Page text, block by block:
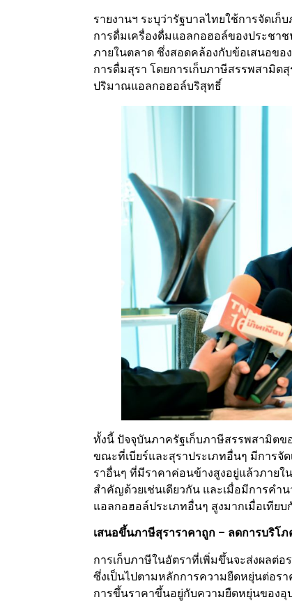
รายงานฯ ระบุว่ารัฐบาลไทยใช้การจัดเ
การดื่มเครื่องดื่มแอลกอฮอล์ของประชา
ภายในตลาด ซึ่งสอดคล้องกับข้อเสนอขอ
การดื่มสุรา โดยการเก็บภาษีสรรพสามิต
ปริมาณแอลกอฮอล์บริสุทธิ์
ทั้งนี้ ปัจจุบันภาครัฐเก็บภาษีสรรพสามิต
ขณะที่เบียร์และสุราประเภทอื่นๆ มีการจั
ราอื่นๆ ที่มีราคาค่อนข้างสูงอยู่แล้วภาย
สำคัญด้วยเช่นเดียวกัน และเมื่อมีการค
แอลกอฮอล์ประเภทอื่นๆ สูงมากเมื่อเทียบ
เสนอขึ้นภาษีสุราราคาถูก – ลดการบริโ
การเก็บภาษีในอัตราที่เพิ่มขึ้นจะส่งผลต่
ซึ่งเป็นไปตามหลักการความยืดหยุ่นต่อร
การขึ้นราคาขึ้นอยู่กับความยืดหยุ่นของอุ